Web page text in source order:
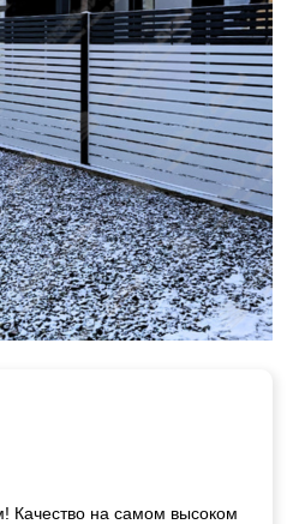
Качество на самом высоком